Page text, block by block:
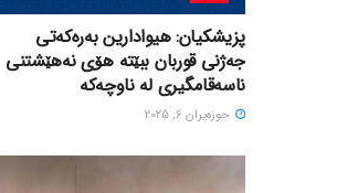
پزیشکیان: هیوادارین بەرەکەتی
جەژنی قوربان ببێتە هۆی نەهێشتنی
ناسەقامگیری لە ناوچەکە
حوزه‌یران 6, 2025